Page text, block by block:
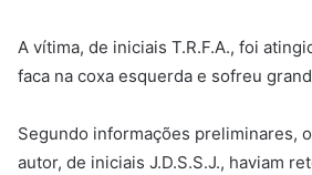
A vítima, de iniciais T.R.F.A., foi
faca na coxa esquerda e sofreu
Segundo informações preliminares,
autor, de iniciais J.D.S.S.J., haviam